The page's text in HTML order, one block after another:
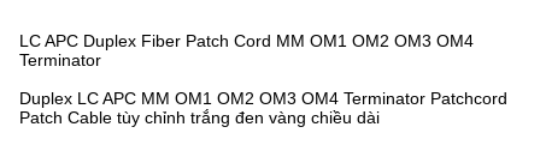
LC APC Duplex Fiber Patch Cord MM OM1 OM2 OM3 OM4
Terminator
Duplex LC APC MM OM1 OM2 OM3 OM4 Terminator Patchcord
Patch Cable tùy chỉnh trắng đen vàng chiều dài